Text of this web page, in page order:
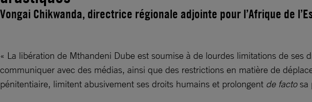
Vongai Chikwanda, directrice régionale adjointe pour l’Afrique de
« La libération de Mthandeni Dube est soumise à de lourdes limitations de
communiquer avec des médias, ainsi que des restrictions en matière de
pénitentiaire, limitent abusivement ses droits humains et prolongent de factosa